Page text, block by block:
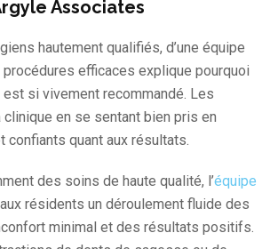
Associates
hautement qualifiés, d’une équipe
efficaces explique pourquoi
si vivement recommandé. Les
en se sentant bien pris en
confiants quant aux résultats.
des soins de haute qualité, l’équipe
résidents un déroulement fluide des
minimal et des résultats positifs.